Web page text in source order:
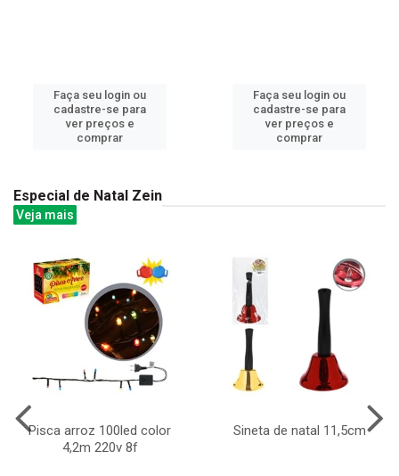
Faça seu login ou
cadastre-se para
ver preços e
comprar
Faça seu login ou
cadastre-se para
ver preços e
comprar
Especial de Natal Zein
Veja mais
Pisca arroz 100led color
4,2m 220v 8f
Sineta de natal 11,5cm